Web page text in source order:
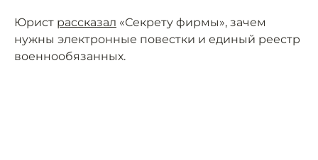
Юрист рассказал «Секрету фирмы», зачем
нужны электронные повестки и единый реестр
военнообязанных.